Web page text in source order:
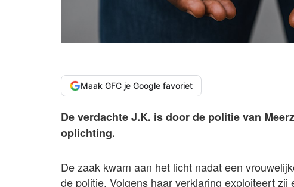
Maak GFC je Google favoriet
De verdachte J.K. is door de politie van
oplichting.
De zaak kwam aan het licht nadat een
de politie. Volgens haar verklaring exploiteert